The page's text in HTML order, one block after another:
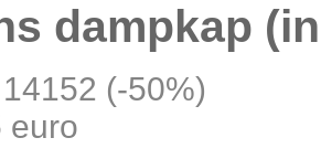
dampkap
(-50%)
euro